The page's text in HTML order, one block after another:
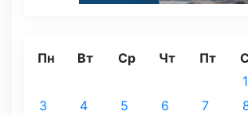
Пн Вт Ср Чт Пт
1
3
4 5 6 7